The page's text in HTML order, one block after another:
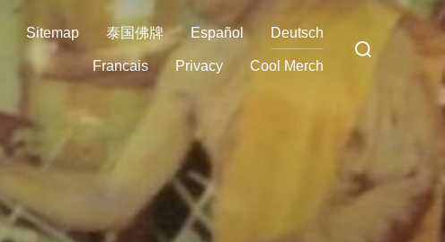
Sitemap 泰国佛牌 Español Deutsch
Francais Privacy Cool Merch
Search